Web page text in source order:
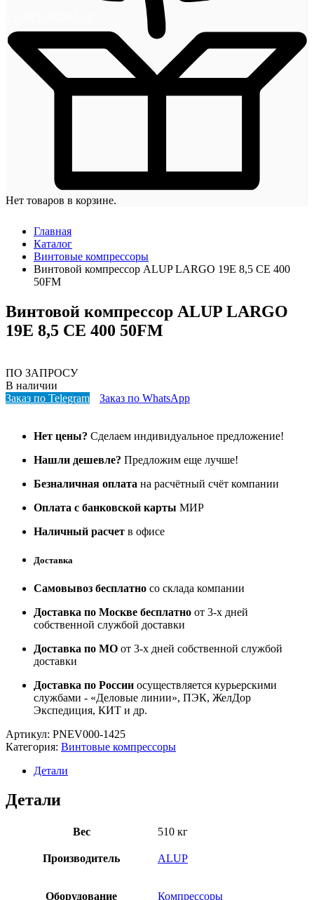
Нет товаров в корзине.
Главная
Каталог
Винтовые компрессоры
Винтовой компрессор ALUP LARGO 19E 8,5 CE 400
50FM
Винтовой компрессор ALUP LARGO
19E 8,5 CE 400 50FM
ПО ЗАПРОСУ
В наличии
Заказ по Telegram
Заказ по WhatsApp
Нет цены? Сделаем индивидуальное предложение!
Нашли дешевле? Предложим еще лучше!
Безналичная оплата на расчётный счёт компании
Оплата с банковской карты МИР
Наличный расчет в офисе
Доставка
Самовывоз бесплатно со склада компании
Доставка по Москве бесплатно от 3-х дней
собственной службой доставки
Доставка по МО от 3-х дней собственной службой
доставки
Доставка по России осуществляется курьерскими
службами - «Деловые линии», ПЭК, ЖелДор
Экспедиция, КИТ и др.
Артикул: PNEV000-1425
Категория: Винтовые компрессоры
Детали
Детали
Вес 510 кг
Производитель ALUP
Оборудование Компрессоры